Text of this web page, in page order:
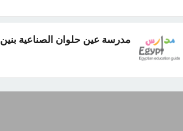
مدرسة عين حلوان الصناعية بنين